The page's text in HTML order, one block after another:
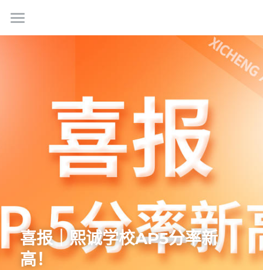
首页
学校团队
VR探校
课程体系
升学与生涯规划
校园生活
校园环境
课余生活
招生
预约报名
考试须知
申请指南
常见问题
学校动态
熙视点
学校新闻
联系我们
工作机会
商务合作
学生平台
简体中文
喜报｜熙诚学校AP5分率新
高！